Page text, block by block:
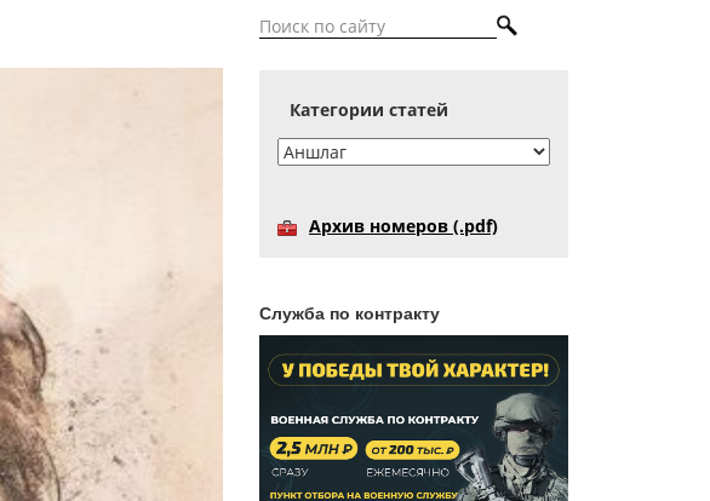
Категории статей
Архив номеров (.pdf)
Служба по контракту